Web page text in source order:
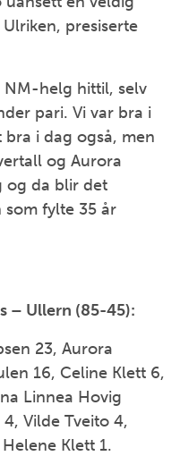
presiserte
NM-helg hittil, selv
pari. Vi var bra i
i dag også, men
og Aurora
og da blir det
fylte 35 år
– Ullern (85-45):
23, Aurora
16, Celine Klett 6,
Linnea Hovig
Vilde Tveito 4,
Klett 1.